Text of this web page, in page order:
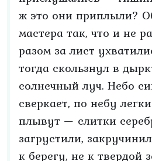
ж это они приплыли?
мастера так, что и не
разом за лист
тогда скользнул в
солнечный луч. Небо
сверкает, по небу
плывут — слитки
загрустили,
к берегу, не к твердой